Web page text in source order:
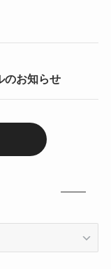
のお知らせ